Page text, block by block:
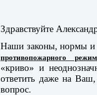
Здравствуйте
Наши законы, нормы
противопожарного
«криво» и
ответить даже на
вопрос.